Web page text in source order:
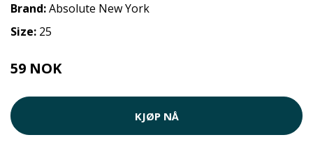
Brand:Absolute New York
Size: 25
59 NOK
KJØP NÅ